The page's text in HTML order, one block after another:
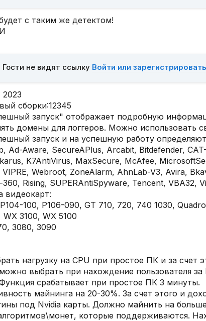
с таким же детектом!
Гости не видят ссылку Войти или
сборки:12345
запуск" отображает подробную
домены для логгеров. Можно использовать
запуск и на успешную работу
Ad-Aware, SecureAPlus, Arcabit, Bitdefender,
K7AntiVirus, MaxSecure, McAfee,
Webroot, ZoneAlarm, AhnLab-V3, Avira,
Rising, SUPERAntiSpyware, Tencent, VBA32,
видеокарт:
100, P106-090, GT 710, 720, 740 1030,
3100, WX 5100
3080, 3090
нагрузку на CPU при простое ПК и за счет
выбрать при нахождение пользователя
срабатывает при простое ПК 3 минуты.
майнинга на 20-30%. За счет этого и
под Nvidia карты. Должно майнить на
которые поддерживаются.